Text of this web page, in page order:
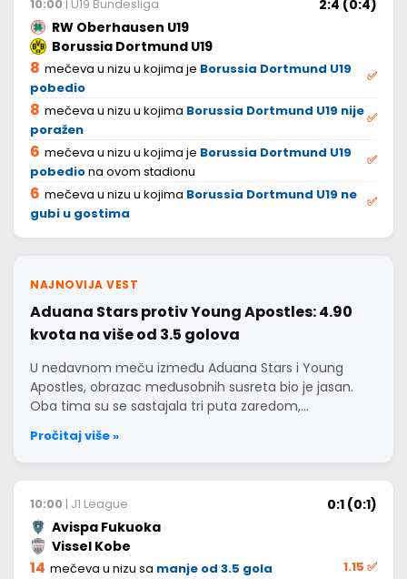
10:00 | U19 Bundesliga
2:4 (0:4)
RW Oberhausen U19
Borussia Dortmund U19
8 mečeva u nizu u kojima je Borussia Dortmund U19
pobedio
✅
8 mečeva u nizu u kojima Borussia Dortmund U19 nije
poražen
✅
6 mečeva u nizu u kojima je Borussia Dortmund U19
pobediona ovom stadionu
✅
6 mečeva u nizu u kojima Borussia Dortmund U19 ne
gubi u gostima
✅
NAJNOVIJA VEST
Aduana Stars protiv Young Apostles: 4.90
kvota na više od 3.5 golova
U nedavnom meču između Aduana Stars i Young
Apostles, obrazac međusobnih susreta bio je jasan.
Oba tima su se sastajala tri puta zaredom,…
Pročitaj više »
10:00 | J1 League
0:1 (0:1)
Avispa Fukuoka
Vissel Kobe
14 mečeva u nizu sa manje od 3.5 gola 1.15 ✅